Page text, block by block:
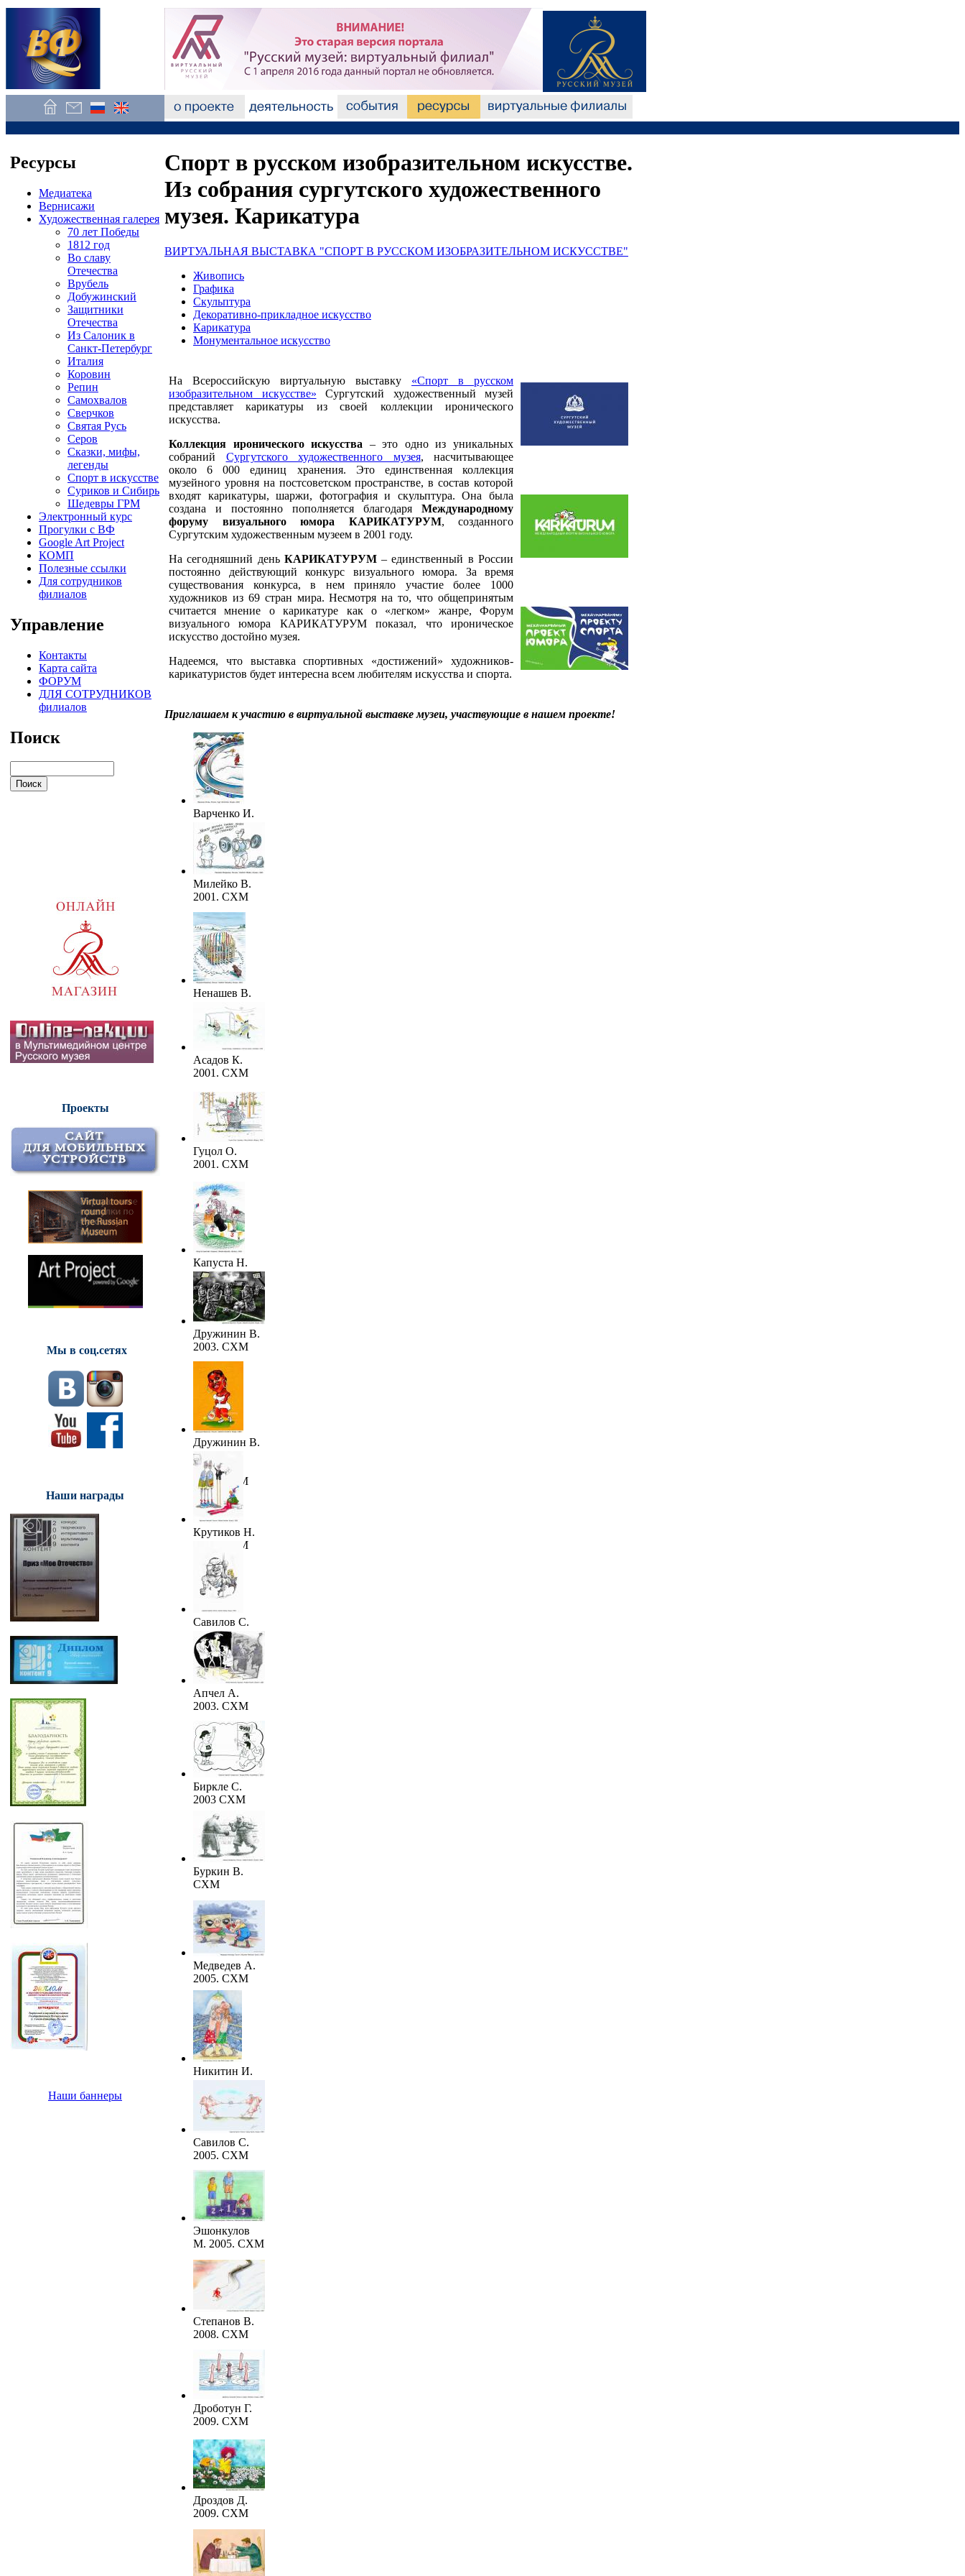
Ресурсы
Медиатека
Вернисажи
Художественная галерея
70 лет Победы
1812 год
Во славу
Отечества
Врубель
Добужинский
Защитники
Отечества
Из Салоник в
Санкт-Петербург
Италия
Коровин
Репин
Самохвалов
Сверчков
Святая Русь
Серов
Сказки, мифы,
легенды
Спорт в искусстве
Суриков и Сибирь
Шедевры ГРМ
Электронный курс
Прогулки с ВФ
Google Art Project
КОМП
Полезные ссылки
Для сотрудников
филиалов
Управление
Контакты
Карта сайта
ФОРУМ
ДЛЯ СОТРУДНИКОВ
филиалов
Поиск
Проекты
Мы в соц.сетях
Наши награды
Наши баннеры
Спорт в русском изобразительном искусстве.
Из собрания сургутского художественного
музея. Карикатура
ВИРТУАЛЬНАЯ ВЫСТАВКА "СПОРТ В РУССКОМ ИЗОБРАЗИТЕЛЬНОМ ИСКУССТВЕ"
Живопись
Графика
Скульптура
Декоративно-прикладное искусство
Карикатура
Монументальное искусство
На Всероссийскую виртуальную выставку «Спорт в русском
изобразительном искусстве» Сургутский художественный музей
представляет карикатуры из своей коллекции иронического
искусства.
Коллекция иронического искусства – это одно из уникальных
собраний Сургутского художественного музея, насчитывающее
около 6 000 единиц хранения. Это единственная коллекция
музейного уровня на постсоветском пространстве, в состав которой
входят карикатуры, шаржи, фотография и скульптура. Она была
создана и постоянно пополняется благодаря Международному
форуму визуального юмора КАРИКАТУРУМ, созданного
Сургутским художественным музеем в 2001 году.
На сегодняшний день КАРИКАТУРУМ– единственный в России
постоянно действующий конкурс визуального юмора. За время
существования конкурса, в нем приняло участие более 1000
художников из 69 стран мира. Несмотря на то, что общепринятым
считается мнение о карикатуре как о «легком» жанре, Форум
визуального юмора КАРИКАТУРУМ показал, что ироническое
искусство достойно музея.
Надеемся, что выставка спортивных «достижений» художников-
карикатуристов будет интересна всем любителям искусства и спорта.
Приглашаем к участию в виртуальной выставке музеи, участвующие в нашем проекте!
Варченко И.
2001. СХМ
Милейко В.
2001. СХМ
Ненашев В.
2001. СХМ
Асадов К.
2001. СХМ
Гуцол О.
2001. СХМ
Капуста Н.
2001. СХМ
Дружинин В.
2003. СХМ
Дружинин В.
Сирена
Вильямс.
2003. СХМ
Крутиков Н.
2003. СХМ
Савилов С.
Майкл
Тайсон. 2003.
СХМ
Апчел А.
2003. СХМ
Биркле С.
2003 СХМ
Буркин В.
СХМ
Медведев А.
2005. СХМ
Никитин И.
2005. СХМ
Савилов С.
2005. СХМ
Эшонкулов
М. 2005. СХМ
Степанов В.
2008. СХМ
Дроботун Г.
2009. СХМ
Дроздов Д.
2009. СХМ